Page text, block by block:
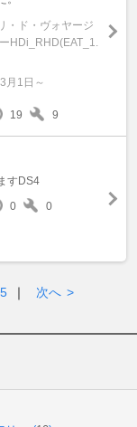
・ド・ヴォヤージ
HDi_RHD(EAT_1.
月1日～
19 9
すDS4
0 0
5 ｜ 次へ >